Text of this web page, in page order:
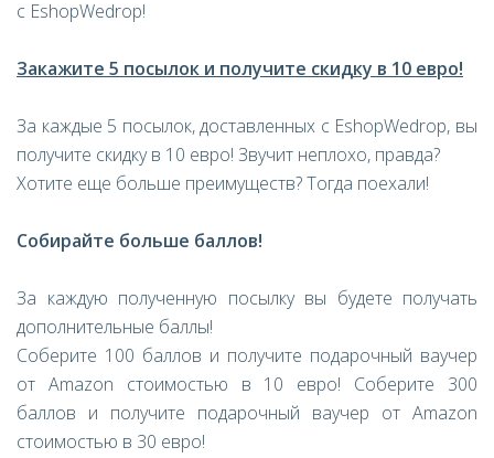
с EshopWedrop!
Закажите 5 посылок и получите скидку в 10 евро!
За каждые 5 посылок, доставленных с EshopWedrop, вы
получите скидку в 10 евро! Звучит неплохо, правда?
Хотите еще больше преимуществ? Тогда поехали!
Собирайте больше баллов!
За каждую полученную посылку вы будете получать
дополнительные баллы!
Соберите 100 баллов и получите подарочный ваучер
от Amazon стоимостью в 10 евро! Соберите 300
баллов и получите подарочный ваучер от Amazon
стоимостью в 30 евро!